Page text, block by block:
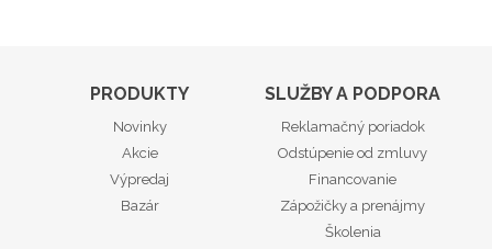
PRODUKTY
Novinky
Akcie
Výpredaj
Bazár
SLUŽBY A PODPORA
Reklamačný poriadok
Odstúpenie od zmluvy
Financovanie
Zápožičky a prenájmy
Školenia